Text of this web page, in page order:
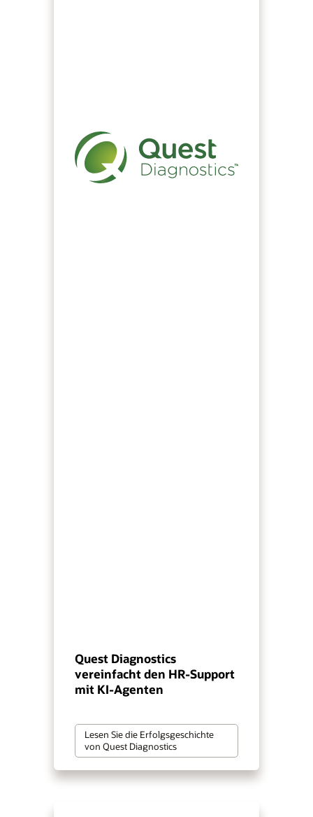
Quest Diagnostics
vereinfacht den HR-Support
mit KI-Agenten
Lesen Sie die Erfolgsgeschichte
von Quest Diagnostics